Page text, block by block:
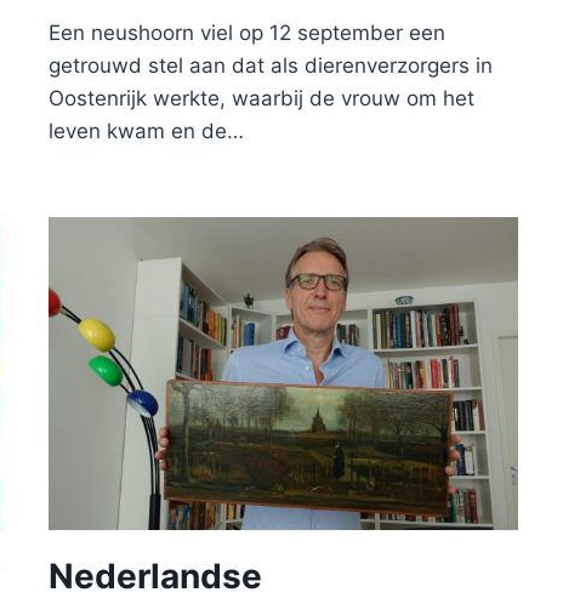
Een neushoorn viel op 12 september een
getrouwd stel aan dat als dierenverzorgers in
Oostenrijk werkte, waarbij de vrouw om het
leven kwam en de…
Nederlandse